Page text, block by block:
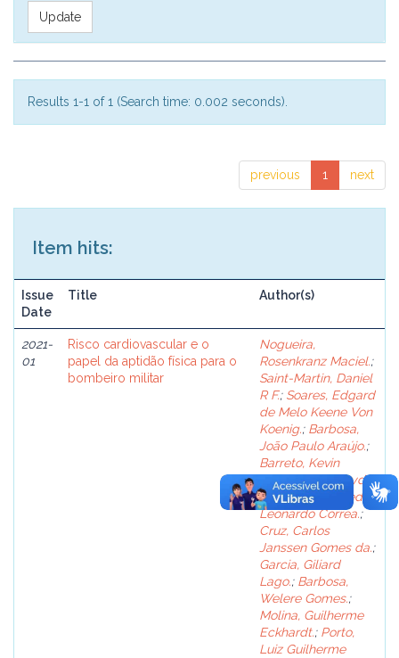
Results 1-1 of 1 (Search time: 0.002 seconds).
previous 1 next
Item hits:
Issue
Date
Title Author(s)
2021-
01
Risco cardiovascular e o
papel da aptidão física para o
bombeiro militar
Nogueira,
Rosenkranz Maciel.;
Saint-Martin, Daniel
R F.; Soares, Edgard
de Melo Keene Von
Koenig.; Barbosa,
João Paulo Araújo.;
Barreto, Kevin
Alves.
Silva, Mayda
de Castro.
Segedi,
Leonardo Correa.;
Cruz, Carlos
Janssen Gomes da.;
Garcia, Giliard
Lago.; Barbosa,
Welere Gomes.;
Molina, Guilherme
Eckhardt.; Porto,
Luiz Guilherme